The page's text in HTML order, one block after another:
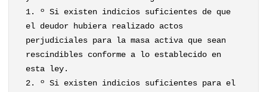
1. º Si existen indicios suficientes de que
el deudor hubiera realizado actos
perjudiciales para la masa activa que sean
rescindibles conforme a lo establecido en
esta ley.
2. º Si existen indicios suficientes para el